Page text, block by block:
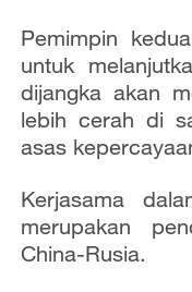
Pemimpin
untuk
dijangka akan
lebih cerah di
asas
Kerjasama
merupakan
China-Rusia.